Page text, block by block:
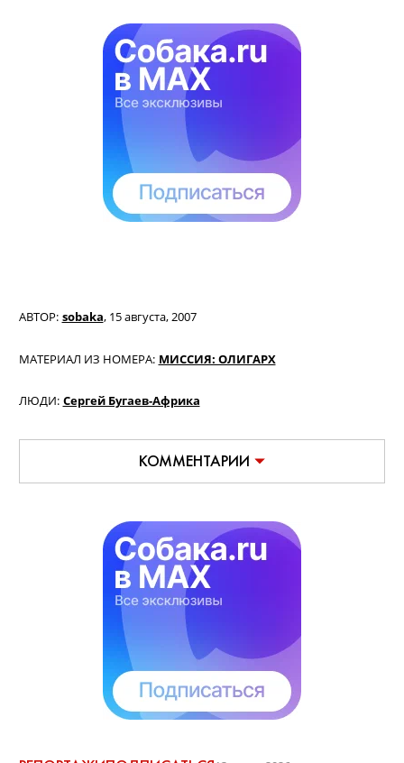
АВТОР: sobaka, 15 августа, 2007
МАТЕРИАЛ ИЗ НОМЕРА: МИССИЯ: ОЛИГАРХ
ЛЮДИ: Сергей Бугаев-Африка
КОММЕНТАРИИ